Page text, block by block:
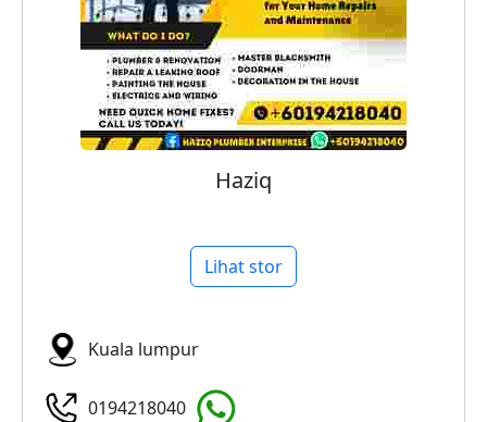
Haziq
Lihat stor
Kuala lumpur
0194218040